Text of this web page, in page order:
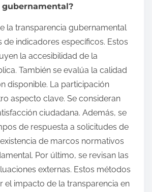
la transparencia gubernamental
de indicadores específicos. Estos
la accesibilidad de la
También se evalúa la calidad
disponible. La participación
aspecto clave. Se consideran
ciudadana. Además, se
de respuesta a solicitudes de
de marcos normativos
Por último, se revisan las
externas. Estos métodos
el impacto de la transparencia en